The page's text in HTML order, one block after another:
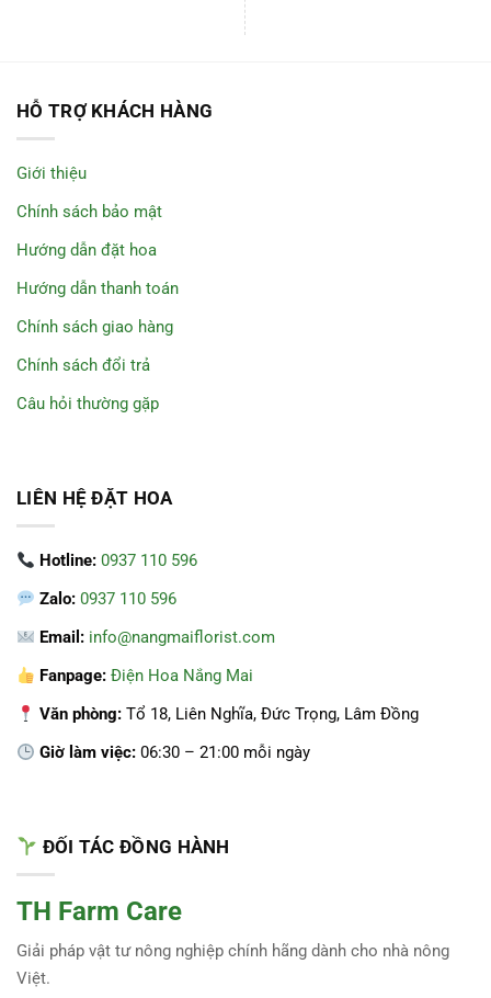
HỖ TRỢ KHÁCH HÀNG
Giới thiệu
Chính sách bảo mật
Hướng dẫn đặt hoa
Hướng dẫn thanh toán
Chính sách giao hàng
Chính sách đổi trả
Câu hỏi thường gặp
LIÊN HỆ ĐẶT HOA
Hotline: 0937 110 596
Zalo: 0937 110 596
Email: info@nangmaiflorist.com
Fanpage: Điện Hoa Nắng Mai
Văn phòng: Tổ 18, Liên Nghĩa, Đức Trọng, Lâm Đồng
Giờ làm việc: 06:30 – 21:00 mỗi ngày
ĐỐI TÁC ĐỒNG HÀNH
TH Farm Care
Giải pháp vật tư nông nghiệp chính hãng dành cho nhà nông
Việt.